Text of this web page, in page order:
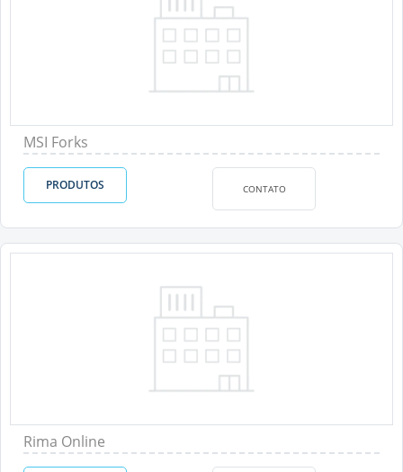
MSI Forks
PRODUTOS CONTATO
Rima Online